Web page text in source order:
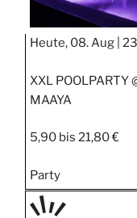
Heute, 08. Aug |
XXL POOLPARTY
MAAYA
5,90 bis 21,80 €
Party